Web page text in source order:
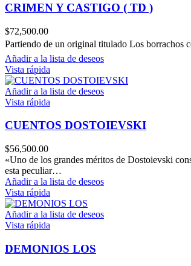
CRIMEN Y CASTIGO ( TD )
$72,500.00
Partiendo de un original titulado Los borrachos
Añadir a la lista de deseos
Vista rápida
Añadir a la lista de deseos
Vista rápida
CUENTOS DOSTOIEVSKI
$56,500.00
«Uno de los grandes méritos de Dostoievski
esta peculiar…
Añadir a la lista de deseos
Vista rápida
Añadir a la lista de deseos
Vista rápida
DEMONIOS LOS